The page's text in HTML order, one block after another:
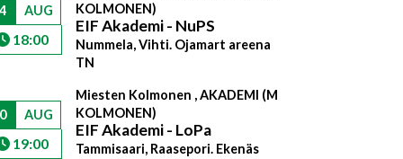
AUG
18:00
KOLMONEN)
EIF Akademi - NuPS
Nummela, Vihti. Ojamart areena
TN
AUG
19:00
Miesten Kolmonen , AKADEMI (M
KOLMONEN)
EIF Akademi - LoPa
Tammisaari, Raasepori. Ekenäs